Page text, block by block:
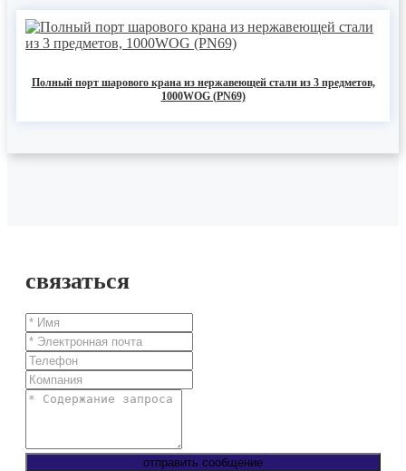
Полный порт шарового крана из нержавеющей стали из 3 предметов,
1000WOG (PN69)
связаться
отправить сообщение